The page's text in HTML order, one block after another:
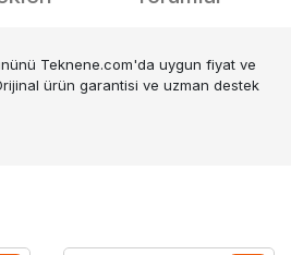
Teknene.com'da uygun fiyat ve
ürün garantisi ve uzman destek